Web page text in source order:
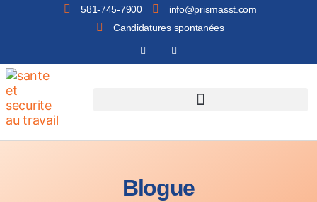
581-745-7900
info@prismasst.com
Candidatures spontanées
Blogue